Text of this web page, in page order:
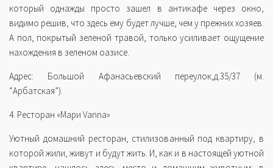
который однажды просто зашел в антикафе через окно,
видимо решив, что здесь ему будет лучше, чем у прежних хозяев.
А пол, покрытый зеленой травой, только усиливает ощущение
нахождения в зеленом оазисе.
Адрес: Большой Афанасьевский переулок,д.35/37 (м.
“Арбатская”).
4. Ресторан «Мари Vanna»
Уютный домашний ресторан, стилизованный под квартиру, в
которой жили, живут и будут жить. И, как и в настоящей уютной